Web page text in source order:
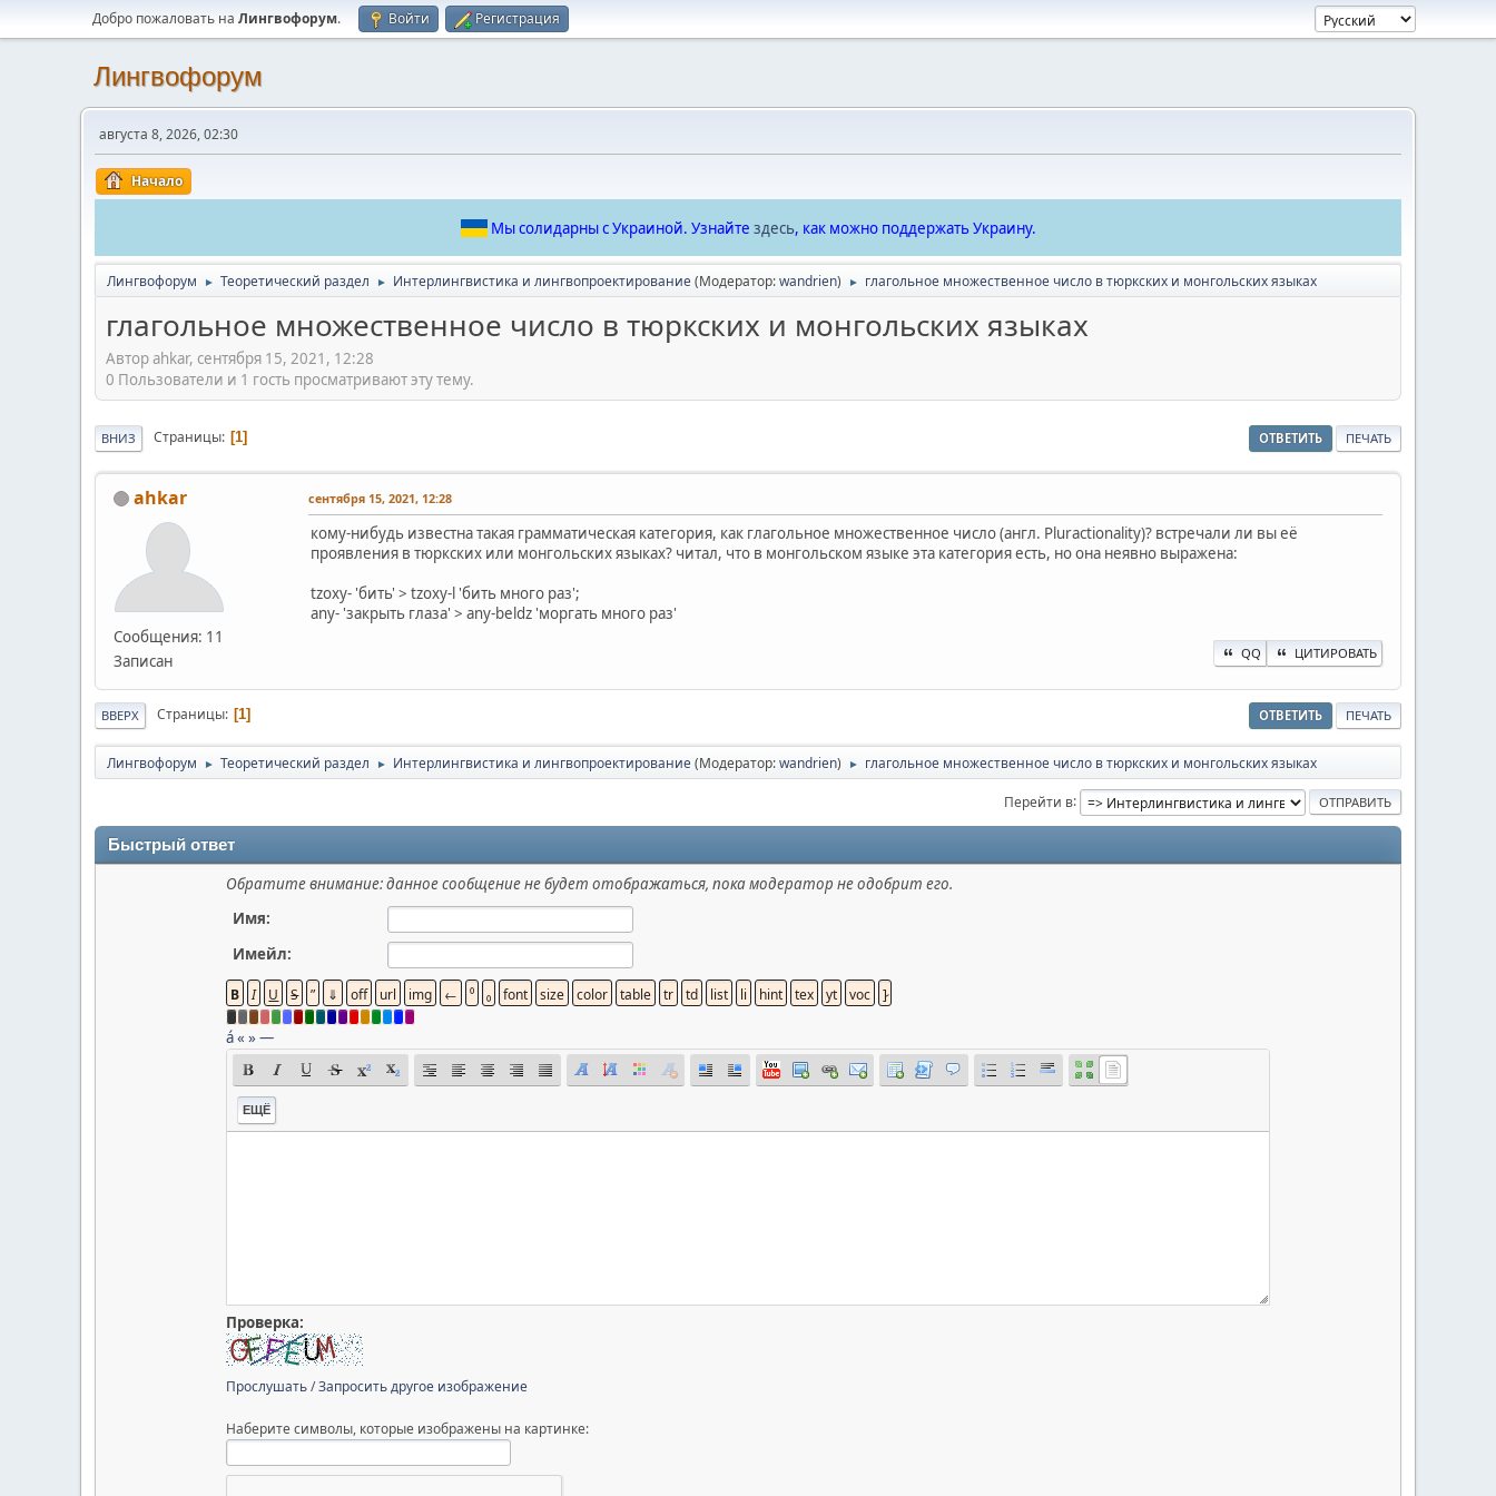
Добро пожаловать на Лингвофорум. Войти Регистрация
Лингвофорум
августа 8, 2026, 02:30
Начало
Мы солидарны с Украиной. Узнайте здесь, как можно поддержать Украину.
Лингвофорум ► Теоретический раздел ► Интерлингвистика и лингвопроектирование(Модератор:wandrien) ► глагольное множественное число в тюркских и монгольских языках
глагольное множественное число в тюркских и монгольских языках
Автор ahkar, сентября 15, 2021, 12:28
0 Пользователи и 1 гость просматривают эту тему.
ОТВЕТИТЬ ПЕЧАТЬ
ВНИЗ Страницы 1
ahkar
Сообщения: 11
Записан
сентября 15, 2021, 12:28
кому-нибудь известна такая грамматическая категория, как глагольное множественное число (англ. Pluractionality)? встречали ли вы её
проявления в тюркских или монгольских языках? читал, что в монгольском языке эта категория есть, но она неявно выражена:
tzoxy- 'бить' > tzoxy-l 'бить много раз';
any- 'закрыть глаза' > any-beldz 'моргать много раз'
QQ ЦИТИРОВАТЬ
ОТВЕТИТЬ ПЕЧАТЬ
ВВЕРХ Страницы 1
Лингвофорум ► Теоретический раздел ► Интерлингвистика и лингвопроектирование(Модератор:wandrien) ► глагольное множественное число в тюркских и монгольских языках
Перейти в
Быстрый ответ
Обратите внимание: данное сообщение не будет отображаться, пока модератор не одобрит его.
Имя:
Имейл:
á« »—
ЕЩЁ
Проверка:
Прослушать/Запросить другое изображение
Наберите символы, которые изображены на картинке: